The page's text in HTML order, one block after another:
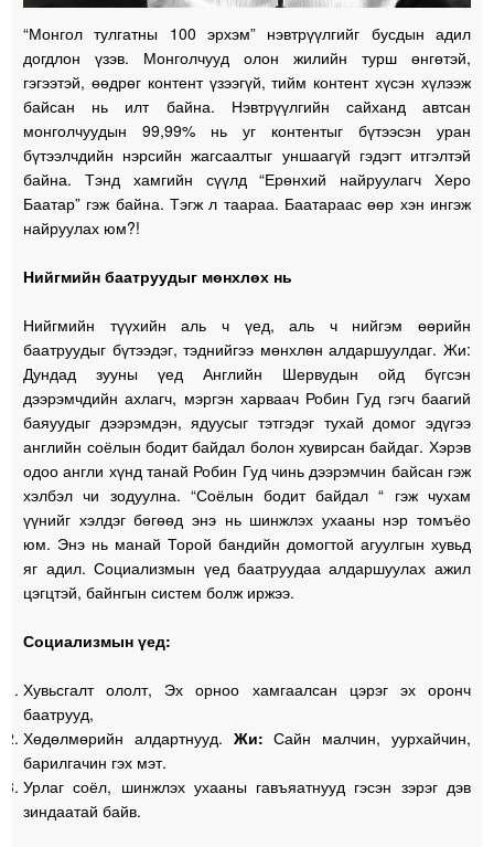
“Монгол тулгатны 100 эрхэм” нэвтрүүлгийг бусдын адил
догдлон үзэв. Монголчууд олон жилийн турш өнгөтэй,
гэгээтэй, өөдрөг контент үзээгүй, тийм контент хүсэн хүлээж
байсан нь илт байна. Нэвтрүүлгийн сайханд автсан
монголчуудын 99,99% нь уг контентыг бүтээсэн уран
бүтээлчдийн нэрсийн жагсаалтыг уншаагүй гэдэгт итгэлтэй
байна. Тэнд хамгийн сүүлд “Ерөнхий найруулагч Херо
Баатар” гэж байна. Тэгж л таараа. Баатараас өөр хэн ингэж
найруулах юм?!
Нийгмийн баатруудыг мөнхлөх нь
Нийгмийн түүхийн аль ч үед, аль ч нийгэм өөрийн
баатруудыг бүтээдэг, тэднийгээ мөнхлөн алдаршуулдаг. Жи:
Дундад зууны үед Английн Шервудын ойд бүгсэн
дээрэмчдийн ахлагч, мэргэн харваач Робин Гуд гэгч баагий
баяуудыг дээрэмдэн, ядуусыг тэтгэдэг тухай домог эдүгээ
английн соёлын бодит байдал болон хувирсан байдаг. Хэрэв
одоо англи хүнд танай Робин Гуд чинь дээрэмчин байсан гэж
хэлбэл чи зодуулна. “Соёлын бодит байдал “ гэж чухам
үүнийг хэлдэг бөгөөд энэ нь шинжлэх ухааны нэр томъёо
юм. Энэ нь манай Торой бандийн домогтой агуулгын хувьд
яг адил. Социализмын үед баатруудаа алдаршуулах ажил
цэгцтэй, байнгын систем болж иржээ.
Социализмын үед:
Хувьсгалт ололт, Эх орноо хамгаалсан цэрэг эх оронч
баатрууд,
Хөдөлмөрийн алдартнууд. Жи:Сайн малчин, уурхайчин,
барилгачин гэх мэт.
Урлаг соёл, шинжлэх ухааны гавъяатнууд гэсэн зэрэг дэв
зиндаатай байв.